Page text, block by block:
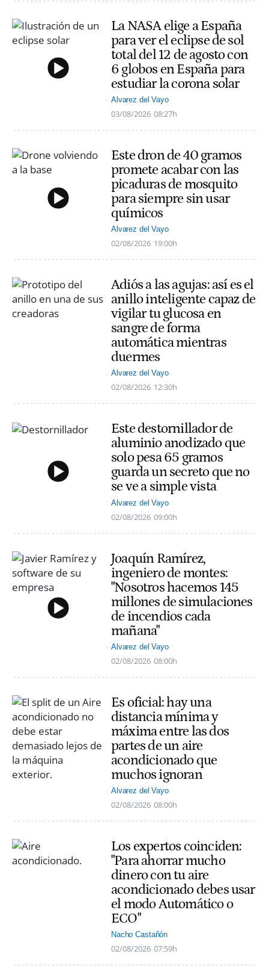
La NASA elige a España
para ver el eclipse de sol
total del 12 de agosto con
6 globos en España para
estudiar la corona solar
Alvarez del Vayo
03/08/2026 08:27h
Este dron de 40 gramos
promete acabar con las
picaduras de mosquito
para siempre sin usar
químicos
Alvarez del Vayo
02/08/2026 19:00h
Adiós a las agujas: así es el
anillo inteligente capaz de
vigilar tu glucosa en
sangre de forma
automática mientras
duermes
Alvarez del Vayo
02/08/2026 12:30h
Este destornillador de
aluminio anodizado que
solo pesa 65 gramos
guarda un secreto que no
se ve a simple vista
Alvarez del Vayo
02/08/2026 09:00h
Joaquín Ramírez,
ingeniero de montes:
"Nosotros hacemos 145
millones de simulaciones
de incendios cada
mañana"
Alvarez del Vayo
02/08/2026 08:00h
Es oficial: hay una
distancia mínima y
máxima entre las dos
partes de un aire
acondicionado que
muchos ignoran
Alvarez del Vayo
02/08/2026 08:00h
Los expertos coinciden:
"Para ahorrar mucho
dinero con tu aire
acondicionado debes usar
el modo Automático o
ECO"
Nacho Castañón
02/08/2026 07:59h